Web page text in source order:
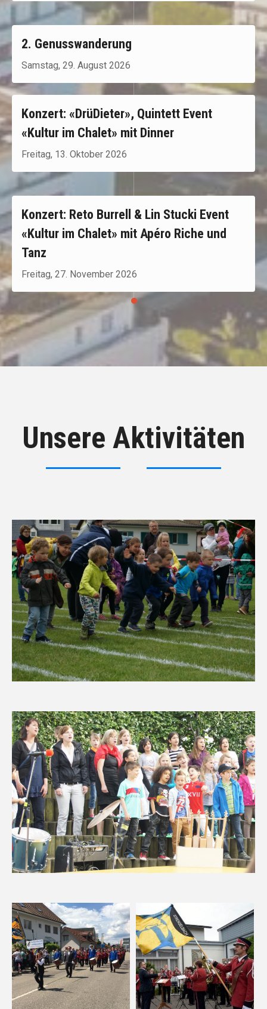
2. Genusswanderung
Samstag, 29. August 2026
Konzert: «DrüDieter», Quintett Event
«Kultur im Chalet» mit Dinner
Freitag, 13. Oktober 2026
Konzert: Reto Burrell & Lin Stucki Event
«Kultur im Chalet» mit Apéro Riche und
Tanz
Freitag, 27. November 2026
Unsere Aktivitäten